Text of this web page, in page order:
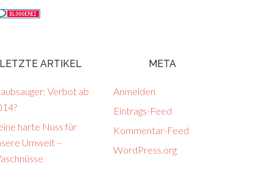
LETZTE ARTIKEL
Verbot ab
harte Nuss für
Umwelt –
META
Anmelden
Eintrags-Feed
Kommentar-Feed
WordPress.org